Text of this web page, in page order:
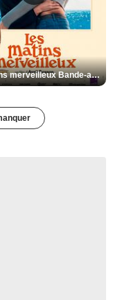
Les Matins merveilleux Bande-annonce VF